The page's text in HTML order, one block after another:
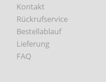
Kontakt
Rückrufservice
Bestellablauf
Lieferung
FAQ